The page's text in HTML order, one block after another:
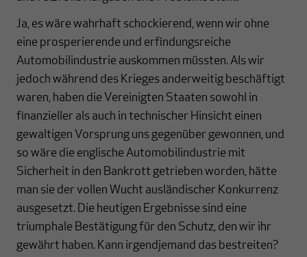
Ja, es wäre wahrhaft schockierend, wenn wir ohne
eine prosperierende und erfindungsreiche
Automobilindustrie auskommen müssten. Als wir
jedoch während des Krieges anderweitig beschäftigt
waren, haben die Vereinigten Staaten sowohl in
finanzieller als auch in technischer Hinsicht einen
gewaltigen Vorsprung uns gegenüber gewonnen, und
so wäre die englische Automobilindustrie mit
Sicherheit in den Bankrott getrieben worden, hätte
man sie der vollen Wucht ausländischer Konkurrenz
ausgesetzt. Die heutigen Ergebnisse sind eine
triumphale Bestätigung für den Schutz, den wir ihr
gewährt haben. Kann irgendjemand das bestreiten?